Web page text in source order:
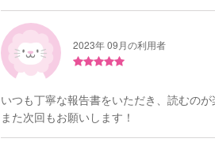
2023年 09月の利用者
いつも丁寧な報告書をいただき、読むのが
また次回もお願いします！